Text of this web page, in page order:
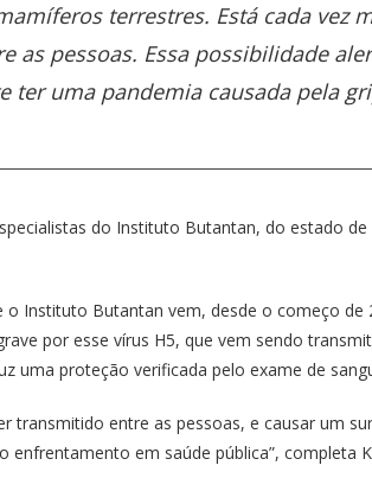
terrestres. Está cada vez
as pessoas. Essa possibilidade
ter uma pandemia causada pela
do Instituto Butantan, do estado
o Instituto Butantan vem, desde o começo
por esse vírus H5, que vem sendo
uma proteção verificada pelo exame de
transmitido entre as pessoas, e causar um
em saúde pública”, completa